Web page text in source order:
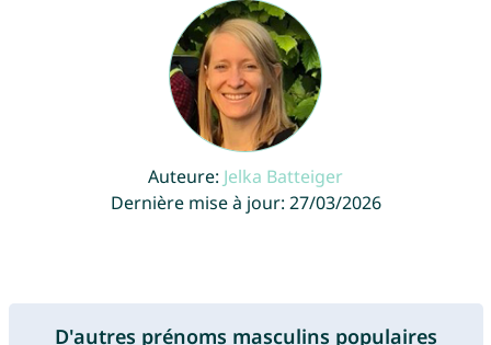
Auteure: Jelka Batteiger
Dernière mise à jour: 27/03/2026
D'autres prénoms masculins populaires